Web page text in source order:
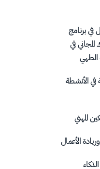
في برنامج
المجاني في
الطهي
في الأنشطة
المهني
الأعمال